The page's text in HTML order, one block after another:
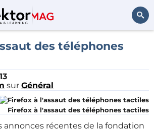
Rechercher
des téléphones
sur Général
Firefox à l'assaut des téléphones tactiles
annonces récentes de la fondation